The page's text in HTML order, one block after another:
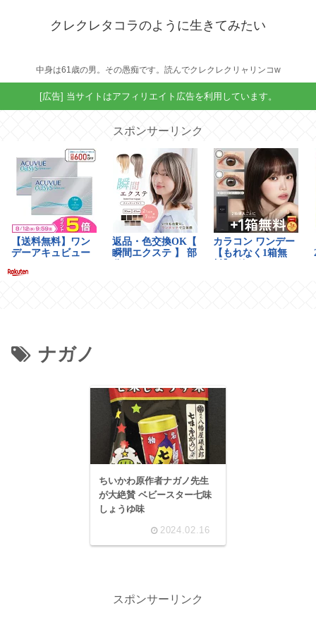
クレクレタコラのように生きてみたい
中身は61歳の男。その愚痴です。読んでクレクレクリャリンコw
[広告] 当サイトはアフィリエイト広告を利用しています。
スポンサーリンク
ナガノ
ちいかわ原作者ナガノ先生
が大絶賛 ベビースター七味
しょうゆ味
2024.02.16
スポンサーリンク